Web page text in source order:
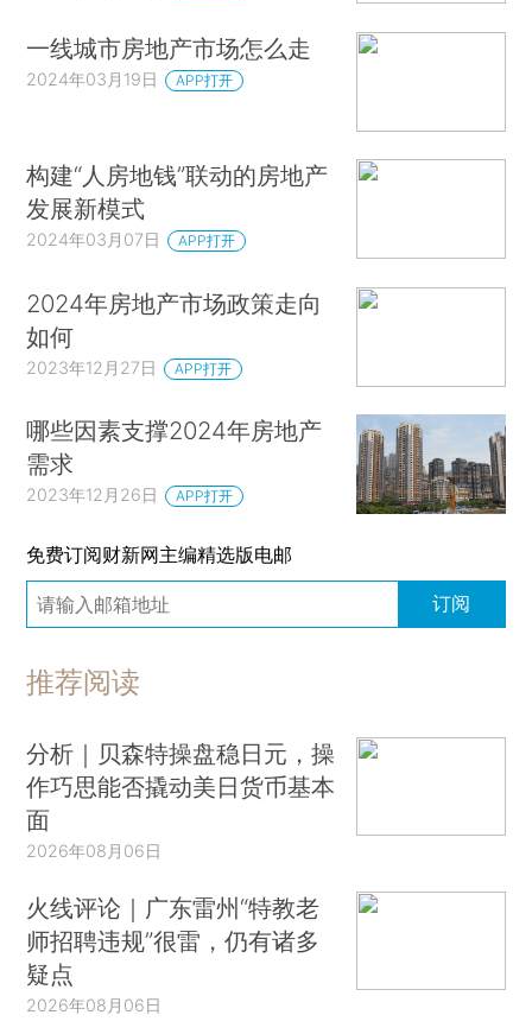
一线城市房地产市场怎么走
2024年03月19日 APP打开
构建“人房地钱”联动的房地产
发展新模式
2024年03月07日 APP打开
2024年房地产市场政策走向
如何
2023年12月27日 APP打开
哪些因素支撑2024年房地产
需求
2023年12月26日 APP打开
免费订阅财新网主编精选版电邮
订阅
推荐阅读
分析｜贝森特操盘稳日元，操
作巧思能否撬动美日货币基本
面
2026年08月06日
火线评论｜广东雷州“特教老
师招聘违规”很雷，仍有诸多
疑点
2026年08月06日